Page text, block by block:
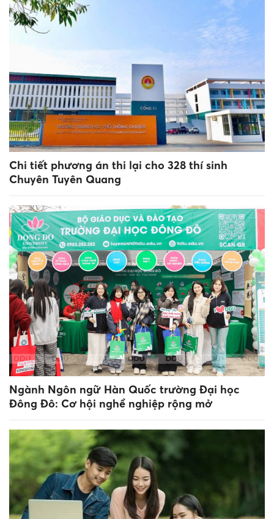
Chi tiết phương án thi lại cho 328 thí sinh
Chuyên Tuyên Quang
Ngành Ngôn ngữ Hàn Quốc trường Đại học
Đông Đô: Cơ hội nghề nghiệp rộng mở